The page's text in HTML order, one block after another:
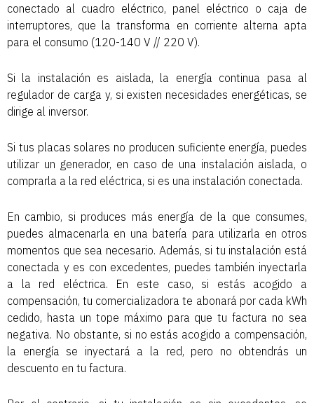
conectado al cuadro eléctrico, panel eléctrico o caja de
interruptores, que la transforma en corriente alterna apta
para el consumo (120-140 V // 220 V).
Si la instalación es aislada, la energía continua pasa al
regulador de carga y, si existen necesidades energéticas, se
dirige al inversor.
Si tus placas solares no producen suficiente energía, puedes
utilizar un generador, en caso de una instalación aislada, o
comprarla a la red eléctrica, si es una instalación conectada.
En cambio, si produces más energía de la que consumes,
puedes almacenarla en una batería para utilizarla en otros
momentos que sea necesario. Además, si tu instalación está
conectada y es con excedentes, puedes también inyectarla
a la red eléctrica. En este caso, si estás acogido a
compensación, tu comercializadora te abonará por cada kWh
cedido, hasta un tope máximo para que tu factura no sea
negativa. No obstante, si no estás acogido a compensación,
la energía se inyectará a la red, pero no obtendrás un
descuento en tu factura.